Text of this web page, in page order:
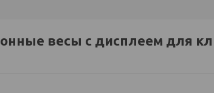
весы с дисплеем для